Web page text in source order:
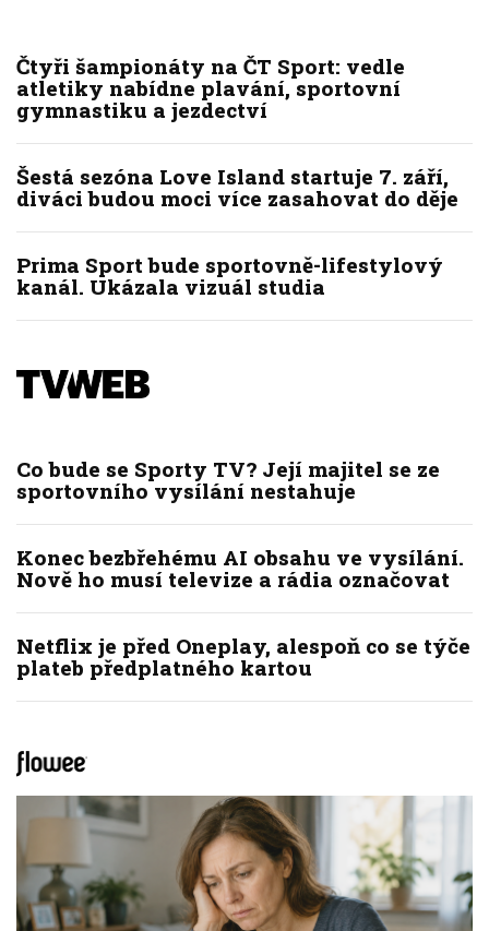
Čtyři šampionáty na ČT Sport: vedle
atletiky nabídne plavání, sportovní
gymnastiku a jezdectví
Šestá sezóna Love Island startuje 7. září,
diváci budou moci více zasahovat do děje
Prima Sport bude sportovně-lifestylový
kanál. Ukázala vizuál studia
Co bude se Sporty TV? Její majitel se ze
sportovního vysílání nestahuje
Konec bezbřehému AI obsahu ve vysílání.
Nově ho musí televize a rádia označovat
Netflix je před Oneplay, alespoň co se týče
plateb předplatného kartou